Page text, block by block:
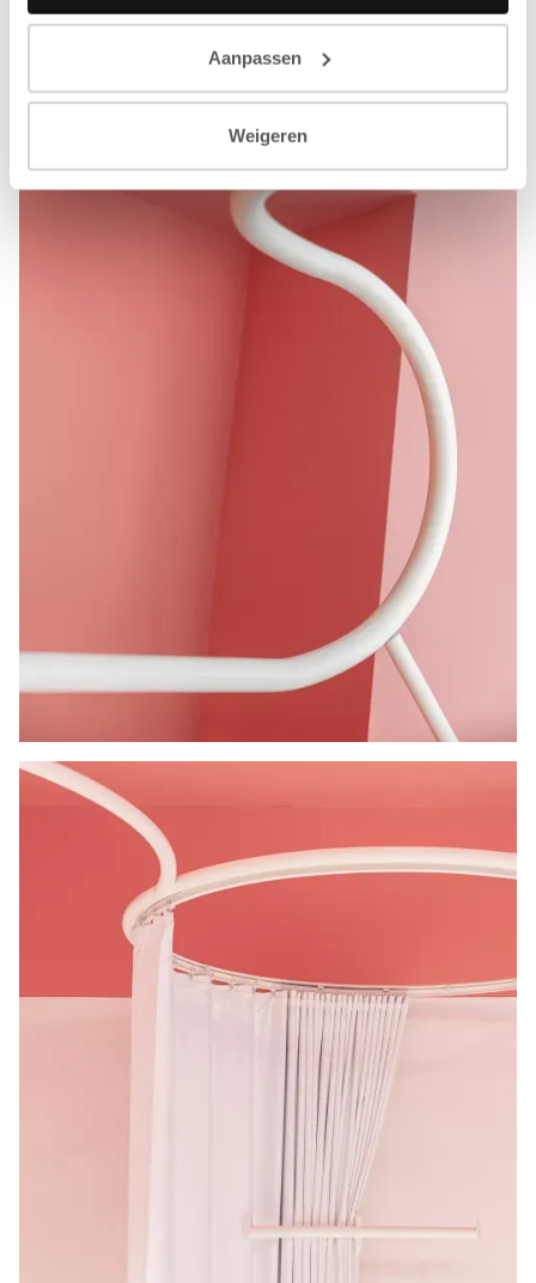
Aanpassen
Weigeren